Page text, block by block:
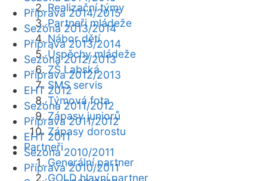
Realizační týmy
Partneři mládeže
Nábor dětí
Úspěchy mládeže
ZŠ Labská
SMS servis
Týmová fota
Zápasy juniorů
Zápasy dorostu
Partneři
Generální partner
GOLD hlavní partner
Příprava 2014/2015
Sezóna 2013/2014
Příprava 2013/2014
Sezóna 2012/2013
Příprava 2012/2013
EHT 2012
Sezóna 2011/2012
Příprava 2011/2012
EHT 2011
Sezóna 2010/2011
Příprava 2010/2011